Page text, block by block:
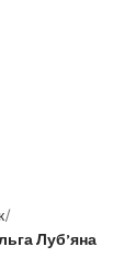
Луб’яна